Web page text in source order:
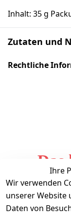
Inhalt: 35 g
Zutaten und
Rechtliche
Das
Ihre
Wir verwenden
unserer Website
Daten von